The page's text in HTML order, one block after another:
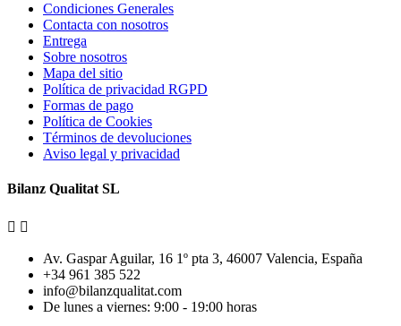
Condiciones Generales
Contacta con nosotros
Entrega
Sobre nosotros
Mapa del sitio
Política de privacidad RGPD
Formas de pago
Política de Cookies
Términos de devoluciones
Aviso legal y privacidad
Bilanz Qualitat SL
 
Av. Gaspar Aguilar, 16 1º pta 3, 46007 Valencia, España
+34 961 385 522
info@bilanzqualitat.com
De lunes a viernes: 9:00 - 19:00 horas